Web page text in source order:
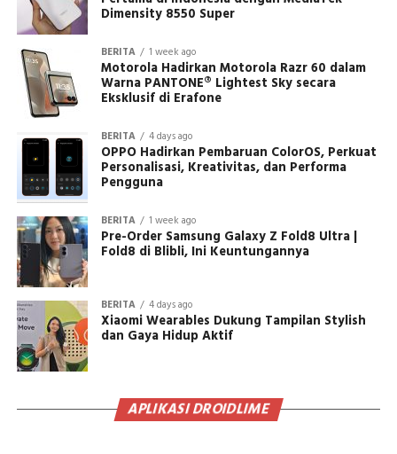
Dimensity 8550 Super
BERITA 1 week ago
Motorola Hadirkan Motorola Razr 60 dalam
Warna PANTONE® Lightest Sky secara
Eksklusif di Erafone
BERITA 4 days ago
OPPO Hadirkan Pembaruan ColorOS, Perkuat
Personalisasi, Kreativitas, dan Performa
Pengguna
BERITA 1 week ago
Pre-Order Samsung Galaxy Z Fold8 Ultra |
Fold8 di Blibli, Ini Keuntungannya
BERITA 4 days ago
Xiaomi Wearables Dukung Tampilan Stylish
dan Gaya Hidup Aktif
APLIKASI DROIDLIME